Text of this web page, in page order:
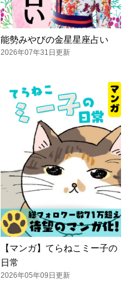
能勢みやびの金星星座占い
2026年07年31日更新
【マンガ】てらねこミー子の
日常
2026年05年09日更新